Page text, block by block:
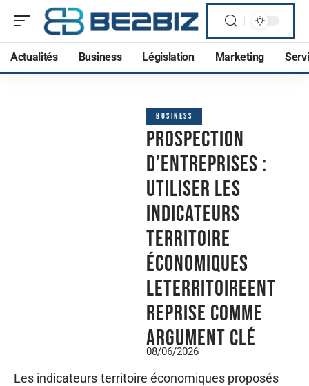
Actualités Business Législation Marketing
BUSINESS
Prospection
d’entreprises :
utiliser les
indicateurs
territoire
économiques
LeTerritoireEnt
reprise comme
argument clé
08/06/2026
Les indicateurs territoire économiques proposés